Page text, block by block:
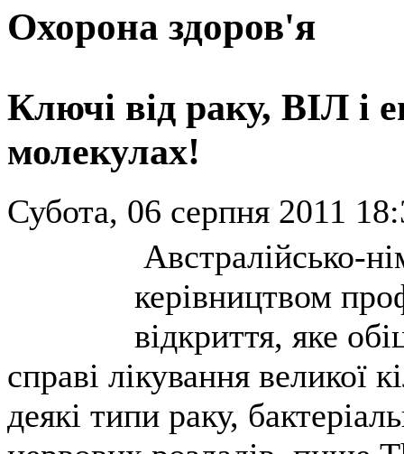
Охорона здоров'я
Ключі від раку, ВІЛ і
молекулах!
Субота, 06 серпня 2011
Австралійсько-
керівництвом
відкриття, яке
справі лікування великої
деякі типи раку,